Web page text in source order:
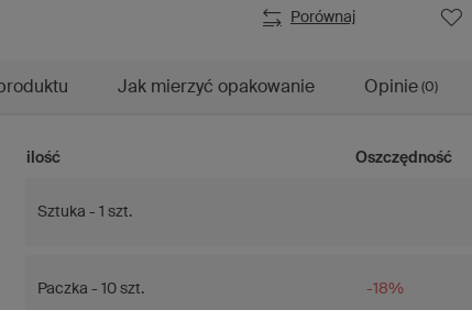
Porównaj
Jak mierzyć opakowanie Opinie (0)
ilość Oszczędność
Sztuka - 1 szt.
Paczka - 10 szt. -18%